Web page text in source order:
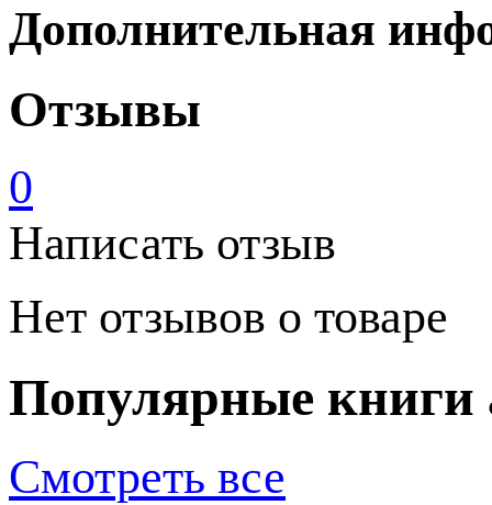
Дополнительная
Отзывы
0
Написать отзыв
Нет отзывов о товаре
Популярные книги
Смотреть все